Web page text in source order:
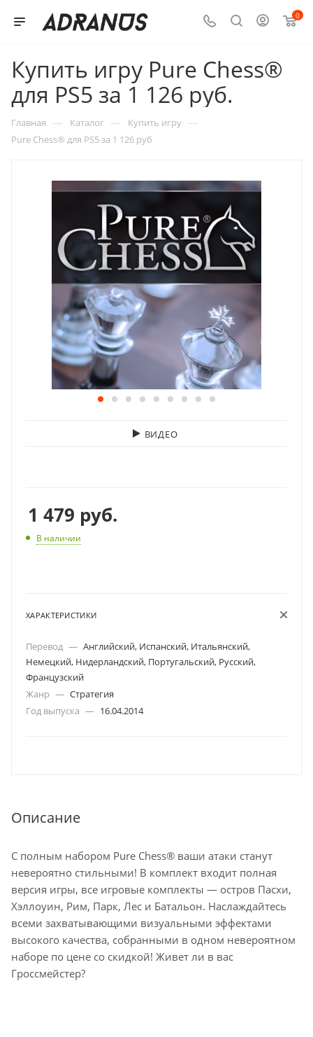
0
Купить игру Pure Chess®
для PS5 за 1 126 руб.
Главная — Каталог — Купить игру —
Pure Chess® для PS5 за 1 126 руб
ВИДЕО
1 479 руб.
В наличии
ХАРАКТЕРИСТИКИ
Перевод — Английский, Испанский, Итальянский,
Немецкий, Нидерландский, Португальский, Русский,
Французский
Жанр — Стратегия
Год выпуска — 16.04.2014
Описание
С полным набором Pure Chess® ваши атаки станут
невероятно стильными! В комплект входит полная
версия игры, все игровые комплекты — остров Пасхи,
Хэллоуин, Рим, Парк, Лес и Батальон. Наслаждайтесь
всеми захватывающими визуальными эффектами
высокого качества, собранными в одном невероятном
наборе по цене со скидкой! Живет ли в вас
Гроссмейстер?